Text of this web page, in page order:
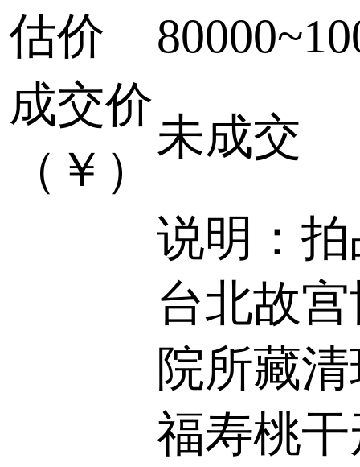
估价
成交价
（￥）
未成交
说明：
台北故
院所藏
福寿桃